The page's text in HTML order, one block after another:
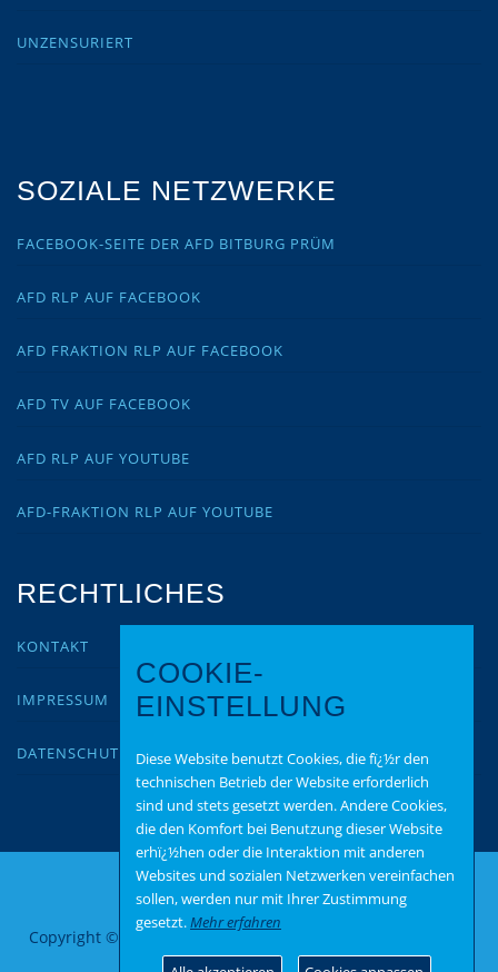
UNZENSURIERT
SOZIALE NETZWERKE
FACEBOOK-SEITE DER AFD BITBURG PRÜM
AFD RLP AUF FACEBOOK
AFD FRAKTION RLP AUF FACEBOOK
AFD TV AUF FACEBOOK
AFD RLP AUF YOUTUBE
AFD-FRAKTION RLP AUF YOUTUBE
RECHTLICHES
KONTAKT
IMPRESSUM
DATENSCHUTZ
Copyright © 2026 AfD Bitburg Prüm
FameThemes
COOKIE-
EINSTELLUNG
Diese Website benutzt Cookies, die fï¿½r den
technischen Betrieb der Website erforderlich
sind und stets gesetzt werden. Andere Cookies,
die den Komfort bei Benutzung dieser Website
erhï¿½hen oder die Interaktion mit anderen
Websites und sozialen Netzwerken vereinfachen
sollen, werden nur mit Ihrer Zustimmung
gesetzt.Mehr erfahren